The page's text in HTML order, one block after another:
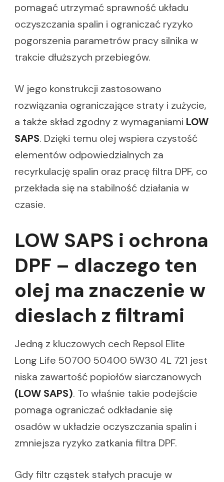
pomagać utrzymać sprawność układu
oczyszczania spalin i ograniczać ryzyko
pogorszenia parametrów pracy silnika w
trakcie dłuższych przebiegów.
W jego konstrukcji zastosowano
rozwiązania ograniczające straty i zużycie,
a także skład zgodny z wymaganiami LOW
SAPS. Dzięki temu olej wspiera czystość
elementów odpowiedzialnych za
recyrkulację spalin oraz pracę filtra DPF, co
przekłada się na stabilność działania w
czasie.
LOW SAPS i ochrona
DPF – dlaczego ten
olej ma znaczenie w
dieslach z filtrami
Jedną z kluczowych cech Repsol Elite
Long Life 50700 50400 5W30 4L 721 jest
niska zawartość popiołów siarczanowych
(LOW SAPS). To właśnie takie podejście
pomaga ograniczać odkładanie się
osadów w układzie oczyszczania spalin i
zmniejsza ryzyko zatkania filtra DPF.
Gdy filtr cząstek stałych pracuje w